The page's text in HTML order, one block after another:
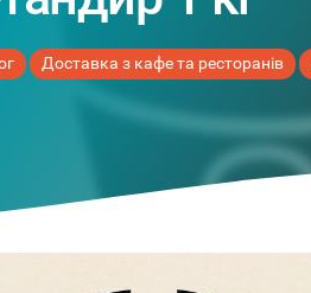
Доставка з кафе та ресторанів